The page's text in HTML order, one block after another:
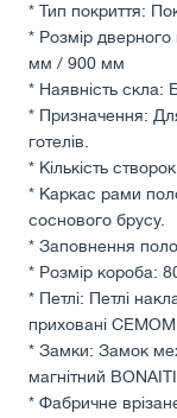
* Тип покриття:
* Розмір
мм / 900 мм
* Наявність скла:
* Призначення:
готелів.
* Кількість
* Каркас рами
соснового брусу.
* Заповнення
* Розмір короба:
* Петлі: Петлі
приховані
* Замки: Замок
магнітний
* Фабричне